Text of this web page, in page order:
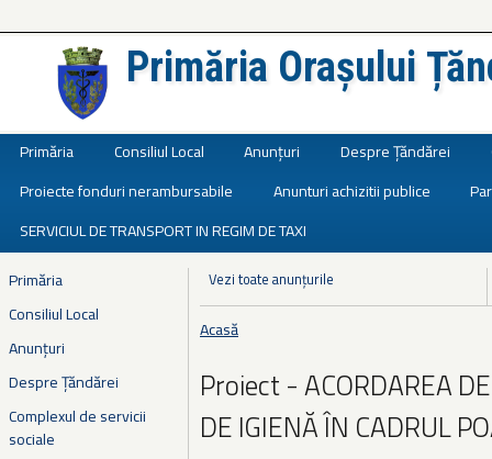
Primăria Orașului
Primăria Consiliul Local Anunțuri Despre Țăndărei
Proiecte fonduri nerambursabile
Anunturi achizitii publice
SERVICIUL DE TRANSPORT IN REGIM DE TAXI
Primăria
Consiliul Local
Anunțuri
Despre Țăndărei
Complexul de servicii
sociale
Vezi toate anunțurile
Eşti aici
Acasă
Proiect - ACORDAREA
DE IGIENĂ ÎN CADRUL